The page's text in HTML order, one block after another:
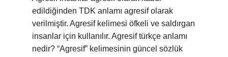
edildiğinden TDK anlamı agresif olarak
verilmiştir. Agresif kelimesi öfkeli ve saldırgan
insanlar için kullanılır. Agresif türkçe anlamı
nedir? “Agresif” kelimesinin güncel sözlük